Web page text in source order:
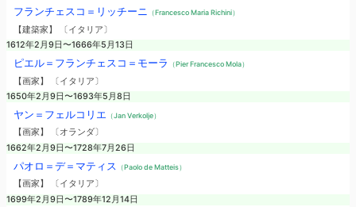
フランチェスコ＝リッチーニ （Francesco Maria Richini）
【建築家】 〔イタリア〕
1612年2月9日〜1666年5月13日
ピエル＝フランチェスコ＝モーラ （Pier Francesco Mola）
【画家】 〔イタリア〕
1650年2月9日〜1693年5月8日
ヤン＝フェルコリエ （Jan Verkolje）
【画家】 〔オランダ〕
1662年2月9日〜1728年7月26日
パオロ＝デ＝マティス （Paolo de Matteis）
【画家】 〔イタリア〕
1699年2月9日〜1789年12月14日